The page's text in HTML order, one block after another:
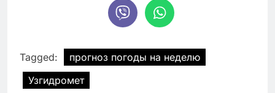
Tagged:
прогноз погоды на неделю
Узгидромет